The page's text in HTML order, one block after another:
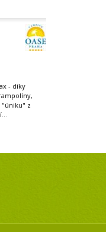
- díky
"úniku" z